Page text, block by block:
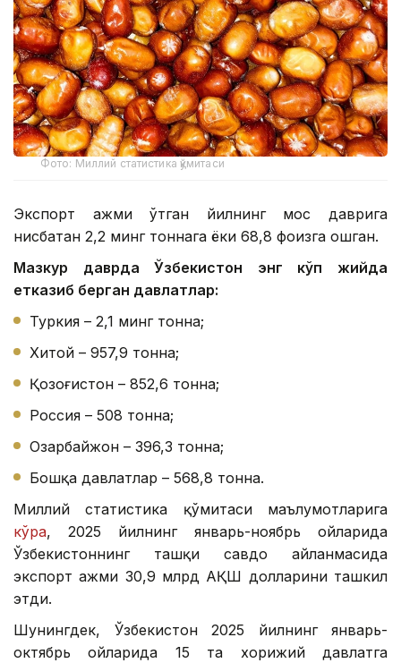
Фото: Миллий статистика қўмитаси
Экспорт ҳажми ўтган йилнинг мос даврига
нисбатан 2,2 минг тоннага ёки 68,8 фоизга ошган.
Мазкур даврда Ўзбекистон энг кўп жийда
етказиб берган давлатлар:
Туркия – 2,1 минг тонна;
Хитой – 957,9 тонна;
Қозоғистон – 852,6 тонна;
Россия – 508 тонна;
Озарбайжон – 396,3 тонна;
Бошқа давлатлар – 568,8 тонна.
Миллий статистика қўмитаси маълумотларига
кўра, 2025 йилнинг январь-ноябрь ойларида
Ўзбекистоннинг ташқи савдо айланмасида
экспорт ҳажми 30,9 млрд АҚШ долларини ташкил
этди.
Шунингдек, Ўзбекистон 2025 йилнинг январь-
октябрь ойларида 15 та хорижий давлатга